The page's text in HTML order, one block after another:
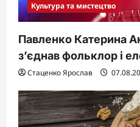
Культура та мистецтво
Павленко Катерина
з’єднав фольклор і
Стаценко Ярослав